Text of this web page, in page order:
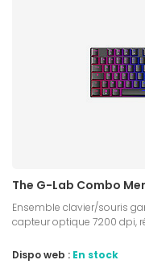
The G-Lab Combo
Ensemble clavier/souris
capteur optique 7200 dpi,
Dispo web : En stock